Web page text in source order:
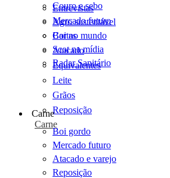
Entrevistas
Agro sustentável
Cartas
Scot na mídia
Radar Sanitário
Couro e sebo
Mercado futuro
Boi no mundo
Atacado
Equivalentes
Leite
Grãos
Reposição
Carne
Carne
Boi gordo
Mercado futuro
Atacado e varejo
Reposição